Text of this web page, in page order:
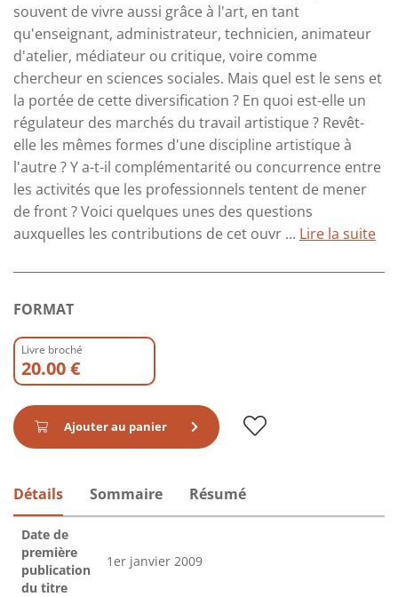
souvent de vivre aussi grâce à l'art, en tant
qu'enseignant, administrateur, technicien, animateur
d'atelier, médiateur ou critique, voire comme
chercheur en sciences sociales. Mais quel est le sens et
la portée de cette diversification ? En quoi est-elle un
régulateur des marchés du travail artistique ? Revêt-
elle les mêmes formes d'une discipline artistique à
l'autre ? Y a-t-il complémentarité ou concurrence entre
les activités que les professionnels tentent de mener
de front ? Voici quelques unes des questions
auxquelles les contributions de cet ouvr ... Lire la suite
FORMAT
Livre broché
20.00 €
Ajouter au panier
Détails Sommaire Résumé
Date de
première
publication
du titre
1er janvier 2009